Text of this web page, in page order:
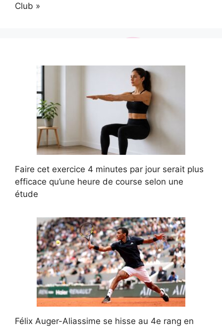
Club »
Faire cet exercice 4 minutes par jour serait plus
efficace qu’une heure de course selon une
étude
Félix Auger-Aliassime se hisse au 4e rang en